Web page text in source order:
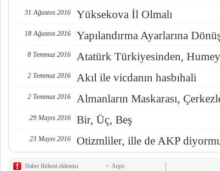
31 Ağustos 2016 Yüksekova İl Olmalı
18 Ağustos 2016 Yapılandırma Ayarlarına
8 Temmuz 2016 Atatürk Türkiyesinden,
2 Temmuz 2016 Akıl ile vicdanın hasbıhali
2 Temmuz 2016 Almanların Maskarası,
29 Mayıs 2016 Bir, Üç, Beş
23 Mayıs 2016 Otizmliler, ille de AKP
Haber Bülteni eklentisi
Arşiv